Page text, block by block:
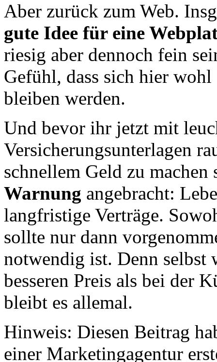
Aber zurück zum Web.
gute Idee für eine
riesig aber dennoch fein
Gefühl, dass sich hier
bleiben werden.
Und bevor ihr jetzt mit
Versicherungsunterlagen
schnellem Geld zu
Warnung angebracht:
langfristige Verträge.
sollte nur dann
notwendig ist. Denn selbst
besseren Preis als bei der
bleibt es allemal.
Hinweis: Diesen Beitrag
einer Marketingagentur